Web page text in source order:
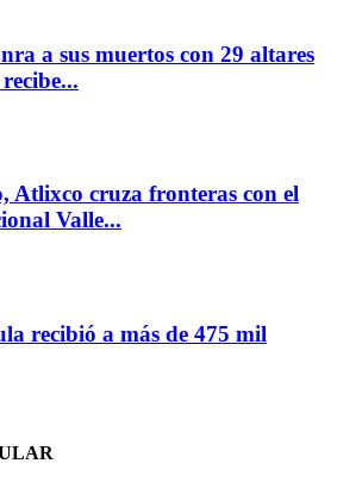
a sus muertos con 29 altares
Atlixco cruza fronteras con el
Valle...
recibió a más de 475 mil